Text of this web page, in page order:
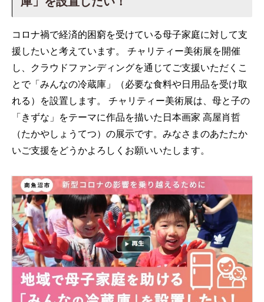
コロナ禍で経済的困窮を受けている母子家庭に対して支
援したいと考えています。 チャリティー美術展を開催
し、クラウドファンディングを通じてご支援いただくこ
とで「みんなの冷蔵庫」（必要な食料や日用品を受け取
れる）を設置します。 チャリティー美術展は、母と子の
「きずな」をテーマに作品を描いた日本画家 高屋肖哲
（たかやしょうてつ）の展示です。みなさまのあたたか
いご支援をどうかよろしくお願いいたします。